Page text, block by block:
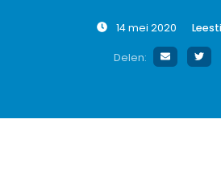
14 mei 2020
Delen: